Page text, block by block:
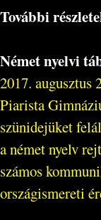
További
Német nyelvi
2017. augusztus
Piarista
szünidejüket
a német nyelv
számos
országismereti